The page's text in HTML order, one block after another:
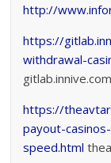
http://
https://
withdrawal-
gitlab.innive.com
https://
payout-
speed.html